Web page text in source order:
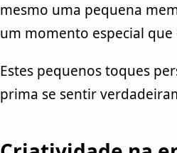
mesmo uma pequena
um momento especial
Estes pequenos toques
prima se sentir